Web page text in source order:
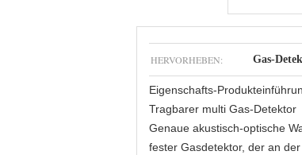
HERVORHEBEN: Gas-
Eigenschafts-
Tragbarer multi Gas-Detektor
Genaue akustisch-optische
fester Gasdetektor, der an